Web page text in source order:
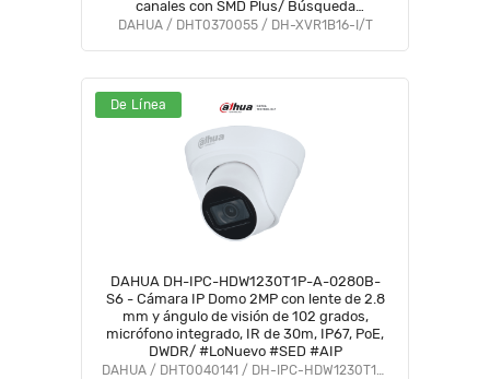
canales con SMD Plus/ Búsqueda
Inteligente Personas y Vehículos/
DAHUA / DHT0370055 / DH-XVR1B16-I/T
De Línea
DAHUA DH-IPC-HDW1230T1P-A-0280B-
S6 - Cámara IP Domo 2MP con lente de 2.8
mm y ángulo de visión de 102 grados,
micrófono integrado, IR de 30m, IP67, PoE,
DWDR/ #LoNuevo #SED #AIP
DAHUA / DHT0040141 / DH-IPC-HDW1230T1P-A-0280B-S6